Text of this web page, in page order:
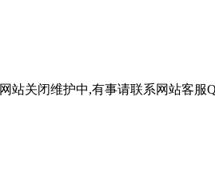
网站关闭维护中,有事请联系网站客服